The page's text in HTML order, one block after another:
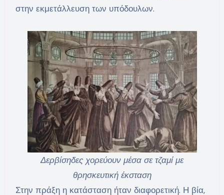
στην εκμετάλλευση των υπόδουλων.
Δερβίσηδες χορεύουν μέσα σε τζαμί με
θρησκευτική έκσταση
Στην πράξη η κατάσταση ήταν διαφορετική. Η βία,